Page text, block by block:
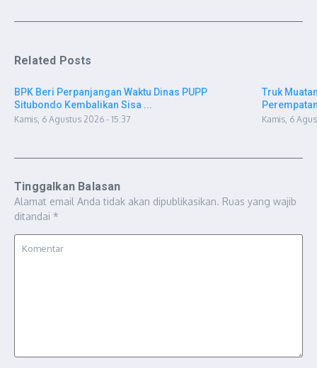
Related Posts
BPK Beri Perpanjangan Waktu Dinas PUPP
Situbondo Kembalikan Sisa ...
Kamis, 6 Agustus 2026 - 15:37
Truk
Kamis, 6
Tinggalkan Balasan
Alamat email Anda tidak akan dipublikasikan. Ruas yang wajib
ditandai *